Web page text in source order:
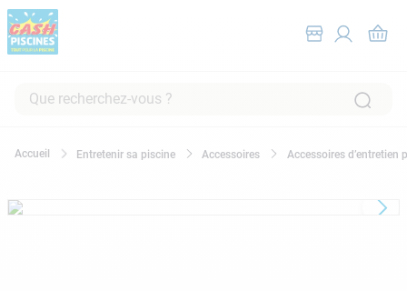
Que recherchez-vous ?
Entretenir sa piscine Accessoires Accessoires d’entretien
pompe filtration piscine